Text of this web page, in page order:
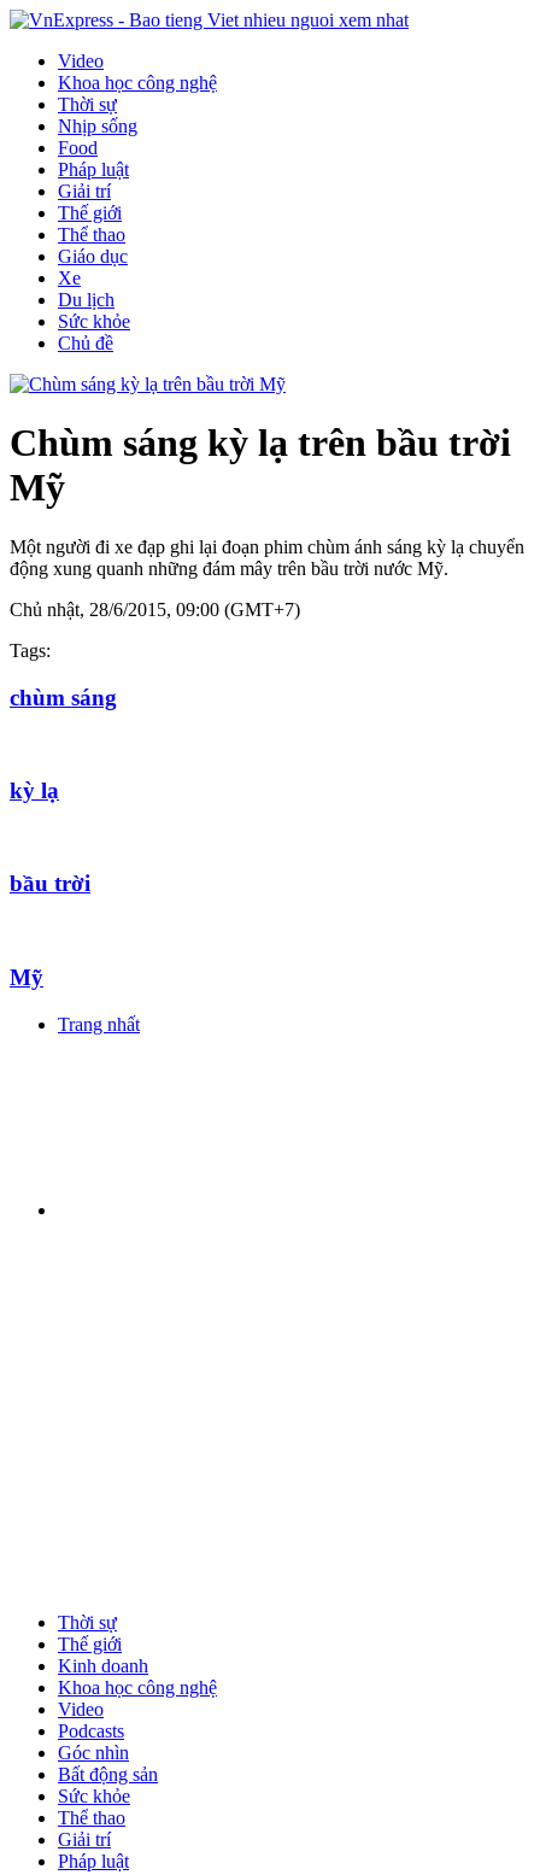
Video
Khoa học công nghệ
Thời sự
Nhịp sống
Food
Pháp luật
Giải trí
Thế giới
Thể thao
Giáo dục
Xe
Du lịch
Sức khỏe
Chủ đề
Chùm sáng kỳ lạ trên bầu trời
Mỹ
Một người đi xe đạp ghi lại đoạn phim chùm ánh sáng kỳ lạ chuyển
động xung quanh những đám mây trên bầu trời nước Mỹ.
Chủ nhật, 28/6/2015, 09:00 (GMT+7)
Tags:
chùm sáng
kỳ lạ
bầu trời
Mỹ
Trang nhất
Thời sự
Thế giới
Kinh doanh
Khoa học công nghệ
Video
Podcasts
Góc nhìn
Bất động sản
Sức khỏe
Thể thao
Giải trí
Pháp luật